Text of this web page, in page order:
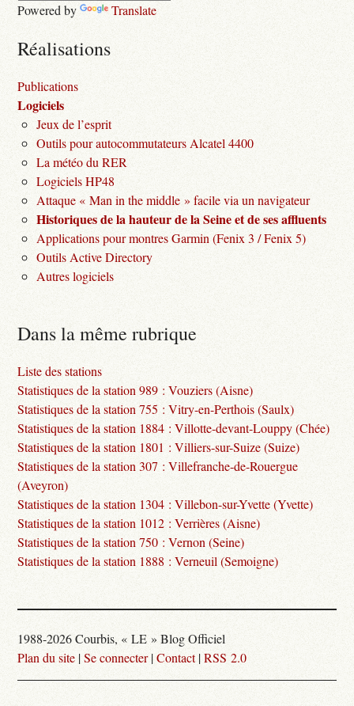
Powered by Translate
Réalisations
Publications
Logiciels
Jeux de l’esprit
Outils pour autocommutateurs Alcatel 4400
La météo du RER
Logiciels HP48
Attaque « Man in the middle » facile via un navigateur
Historiques de la hauteur de la Seine et de ses affluents
Applications pour montres Garmin (Fenix 3 / Fenix 5)
Outils Active Directory
Autres logiciels
Dans la même rubrique
Liste des stations
Statistiques de la station 989 : Vouziers (Aisne)
Statistiques de la station 755 : Vitry-en-Perthois (Saulx)
Statistiques de la station 1884 : Villotte-devant-Louppy (Chée)
Statistiques de la station 1801 : Villiers-sur-Suize (Suize)
Statistiques de la station 307 : Villefranche-de-Rouergue
(Aveyron)
Statistiques de la station 1304 : Villebon-sur-Yvette (Yvette)
Statistiques de la station 1012 : Verrières (Aisne)
Statistiques de la station 750 : Vernon (Seine)
Statistiques de la station 1888 : Verneuil (Semoigne)
1988-2026 Courbis, « LE » Blog Officiel
Plan du site |Se connecter|Contact|RSS 2.0